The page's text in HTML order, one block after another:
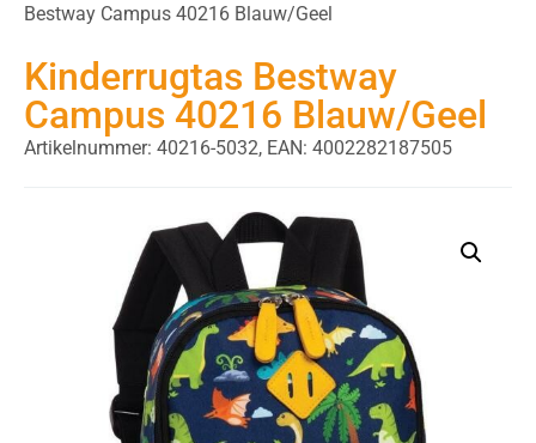
Bestway Campus 40216 Blauw/Geel
Kinderrugtas Bestway
Campus 40216 Blauw/Geel
Artikelnummer: 40216-5032, EAN: 4002282187505